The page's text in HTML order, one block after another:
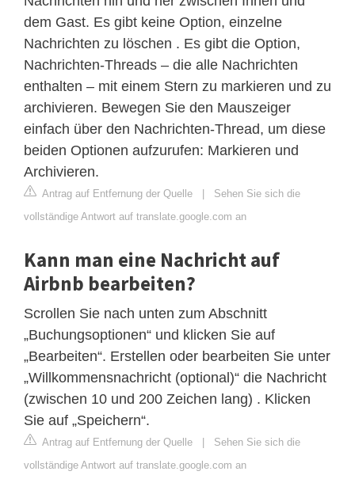
dem Gast. Es gibt keine Option, einzelne
Nachrichten zu löschen . Es gibt die Option,
Nachrichten-Threads – die alle Nachrichten
enthalten – mit einem Stern zu markieren und zu
archivieren. Bewegen Sie den Mauszeiger
einfach über den Nachrichten-Thread, um diese
beiden Optionen aufzurufen: Markieren und
Archivieren.
Antrag auf Entfernung der Quelle | Sehen Sie sich die
vollständige Antwort auf translate.google.com an
Kann man eine Nachricht auf
Airbnb bearbeiten?
Scrollen Sie nach unten zum Abschnitt
„Buchungsoptionen“ und klicken Sie auf
„Bearbeiten“. Erstellen oder bearbeiten Sie unter
„Willkommensnachricht (optional)“ die Nachricht
(zwischen 10 und 200 Zeichen lang) . Klicken
Sie auf „Speichern“.
Antrag auf Entfernung der Quelle | Sehen Sie sich die
vollständige Antwort auf translate.google.com an